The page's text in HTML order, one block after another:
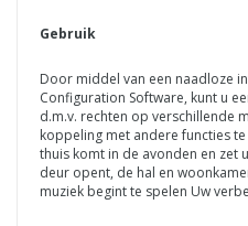
Gebruik
Door middel van een naadloze
Configuration Software, kunt u
d.m.v. rechten op verschillende
koppeling met andere functies
thuis komt in de avonden en zet
deur opent, de hal en
muziek begint te spelen Uw